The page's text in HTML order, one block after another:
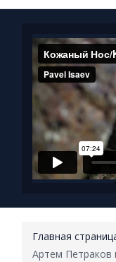
Главная
Артем